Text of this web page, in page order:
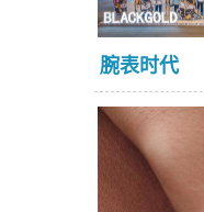
腕表时代